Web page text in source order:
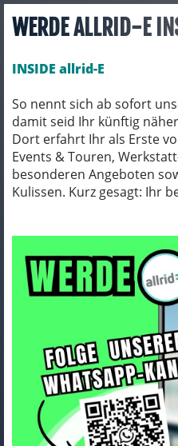
WERDE ALLRID-E
INSIDE allrid-E
So nennt sich ab sofort
damit seid Ihr künftig
Dort erfahrt Ihr als Erste
Events & Touren,
besonderen Angeboten
Kulissen. Kurz gesagt: Ihr
Toggle navigation
BEKLEIDUNG